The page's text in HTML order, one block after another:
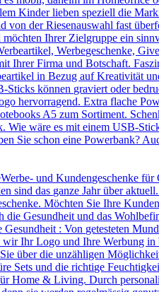
Kinder lieben speziell die
von der Riesenauswahl fast
möchten Ihrer Zielgruppe ein
Werbegeschenke,
Ihrer Firma und Botschaft.
in Bezug auf Kreativität
Sticks können graviert oder
hervorragend. Extra flache
A5 zum Sortiment.
Wie wäre es mit einem USB-
Sie schon eine Powerbank?
Werbe- und Kundengeschenke
sind das ganze Jahr über
Möchten Sie Ihre
die Gesundheit und das
Gesundheit : Von getesteten
Ihr Logo und Ihre Werbung in
über die unzähligen
Sets und die richtige
Home & Living. Durch